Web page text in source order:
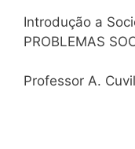
Introdução a
PROBLEMAS
Professor A.